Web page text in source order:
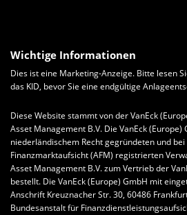
Wichtige Informationen
Dies ist eine Marketing-Anzeige. Bitte lesen
das KID, bevor Sie eine endgültige
Diese Website stammt von der VanEck
Asset Management B.V. Die VanEck
niederländischem Recht gegründeten und
Finanzmarktaufsicht (AFM) registrierten
Asset Management B.V. zum Vertrieb der
bestellt. Die VanEck (Europe) GmbH mit
Anschrift Kreuznacher Str. 30, 60486
Bundesanstalt für